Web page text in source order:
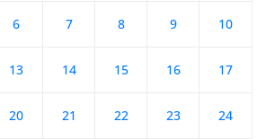
6 7 8 9 10
13 14 15 16 17
20 21 22 23 24